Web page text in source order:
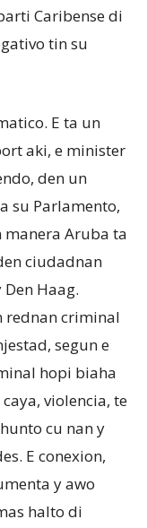
Caribense di
tin su
E ta un
aki, e minister
den un
su Parlamento,
Aruba ta
ciudadnan
Haag.
rednan criminal
segun e
hopi biaha
violencia, te
cu nan y
E conexion,
y awo
halto di